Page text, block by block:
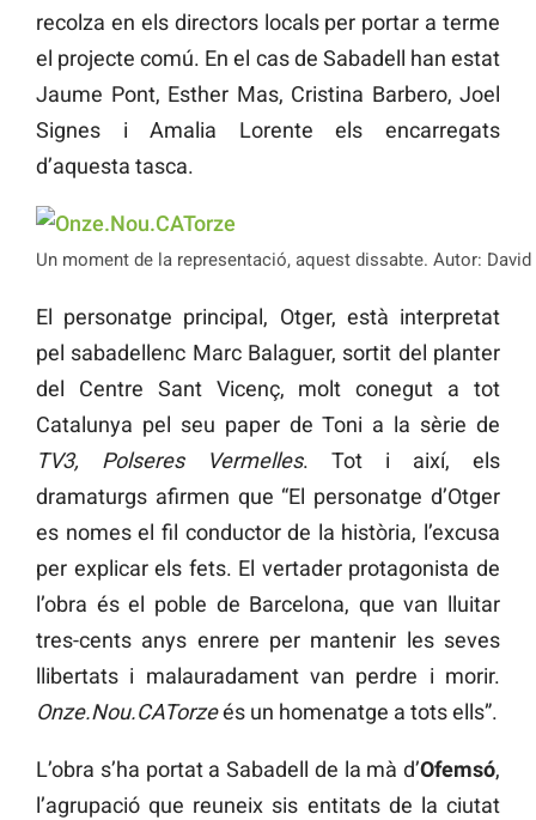
recolza en els directors locals per portar a terme
el projecte comú. En el cas de Sabadell han estat
Jaume Pont, Esther Mas, Cristina Barbero, Joel
Signes i Amalia Lorente els encarregats
d’aquesta tasca.
Un moment de la representació, aquest dissabte. Autor: David
El personatge principal, Otger, està interpretat
pel sabadellenc Marc Balaguer, sortit del planter
del Centre Sant Vicenç, molt conegut a tot
Catalunya pel seu paper de Toni a la sèrie de
TV3,
Polseres Vermelles. Tot i així, els
dramaturgs afirmen que “El personatge d’Otger
es nomes el fil conductor de la història, l’excusa
per explicar els fets. El vertader protagonista de
l’obra és el poble de Barcelona, que van lluitar
tres-cents anys enrere per mantenir les seves
llibertats i malauradament van perdre i morir.
Onze.Nou.CATorzeés un homenatge a tots ells”.
L’obra s’ha portat a Sabadell de la mà d’Ofemsó,
l’agrupació que reuneix sis entitats de la ciutat